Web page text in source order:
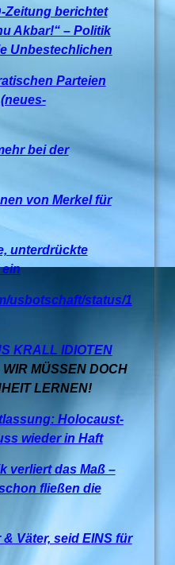
Zeitung berichtet
Akbar!“ – Politik
Unbestechlichen
Parteien
bei der
von Merkel für
unterdrückte
usbotschaft/status/1
KRALL IDIOTEN
MÜSSEN DOCH
LERNEN!
Holocaust­
wieder in Haft
verliert das Maß –
fließen die
Väter, seid EINS für